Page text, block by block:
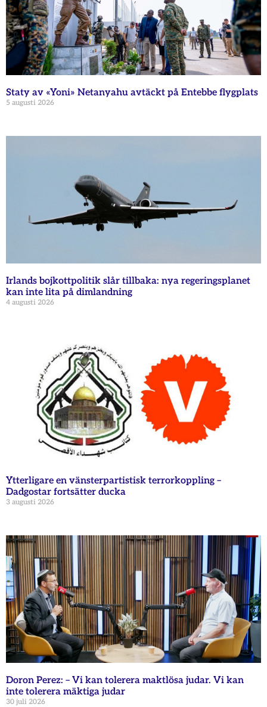
Staty av «Yoni» Netanyahu avtäckt på Entebbe flygplats
5 augusti 2026
Irlands bojkottpolitik slår tillbaka: nya regeringsplanet
kan inte lita på dimlandning
4 augusti 2026
Ytterligare en vänsterpartistisk terrorkoppling –
Dadgostar fortsätter ducka
3 augusti 2026
Doron Perez: – Vi kan tolerera maktlösa judar. Vi kan
inte tolerera mäktiga judar
30 juli 2026